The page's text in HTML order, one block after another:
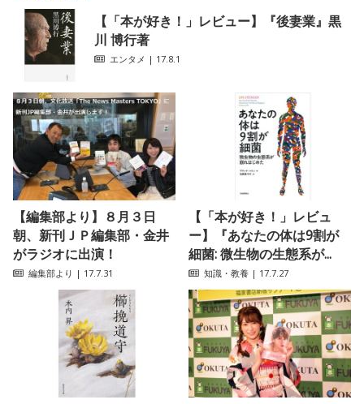
【「本が好き！」レビュー】『後妻業』黒
川 博行著
エンタメ | 17.8.1
【編集部より】８月３日
朝、新刊ＪＰ編集部・金井
がラジオに出演！
編集部より | 17.7.31
【「本が好き！」レビュ
ー】『あなたの体は9割が
細菌: 微生物の生態系が...
知識・教養 | 17.7.27